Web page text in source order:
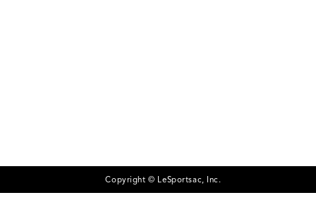
Copyright © LeSportsac, Inc.